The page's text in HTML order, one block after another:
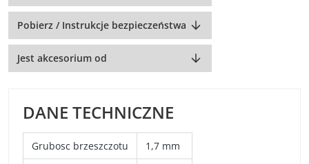
Pobierz / Instrukcje bezpieczeństwa
Jest akcesorium od
DANE TECHNICZNE
Grubosc brzeszczotu
1,7 mm